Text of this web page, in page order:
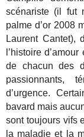
scénariste (il fut
palme d’or 2008
Laurent Cantet),
l’histoire
de chacun des
passionnants,
d’urgence.
bavard mais
sont toujours vifs
la maladie et la